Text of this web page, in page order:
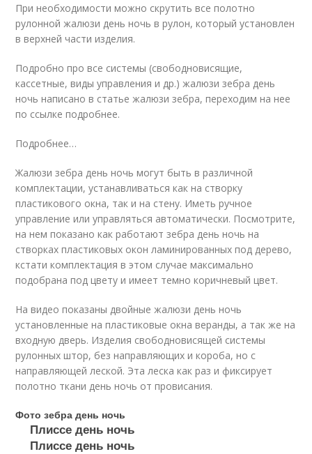
При необходимости можно скрутить все полотно
рулонной жалюзи день ночь в рулон, который установлен
в верхней части изделия.
Подробно про все системы (свободновисящие,
кассетные, виды управления и др.) жалюзи зебра день
ночь написано в статье жалюзи зебра, переходим на нее
по ссылке подробнее.
Подробнее…
Жалюзи зебра день ночь могут быть в различной
комплектации, устанавливаться как на створку
пластикового окна, так и на стену. Иметь ручное
управление или управляться автоматически. Посмотрите,
на нем показано как работают зебра день ночь на
створках пластиковых окон ламинированных под дерево,
кстати комплектация в этом случае максимально
подобрана под цвету и имеет темно коричневый цвет.
На видео показаны двойные жалюзи день ночь
установленные на пластиковые окна веранды, а так же на
входную дверь. Изделия свободновисящей системы
рулонных штор, без направляющих и короба, но с
направляющей леской. Эта леска как раз и фиксирует
полотно ткани день ночь от провисания.
Фото зебра день ночь
Плиссе день ночь
Плиссе день ночь